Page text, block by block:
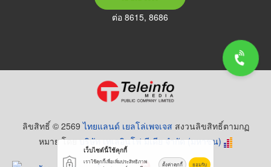
ต่อ 8615, 8686
ลิขสิทธิ์ © 2569ไทยแลนด์ เยลโล่เพจเจส สงวนลิขสิทธิ์ตามกฏ
หมาย โดยบริษัท เทเลอินโฟ มีเดีย จำกัด (มหาชน)
เว็บไซต์นี้ใช้คุกกี้
เราใช้คุกกี้เพื่อเพิ่มประสิทธิภาพ
ตั้งค่าคุกกี้ ยอมรับ